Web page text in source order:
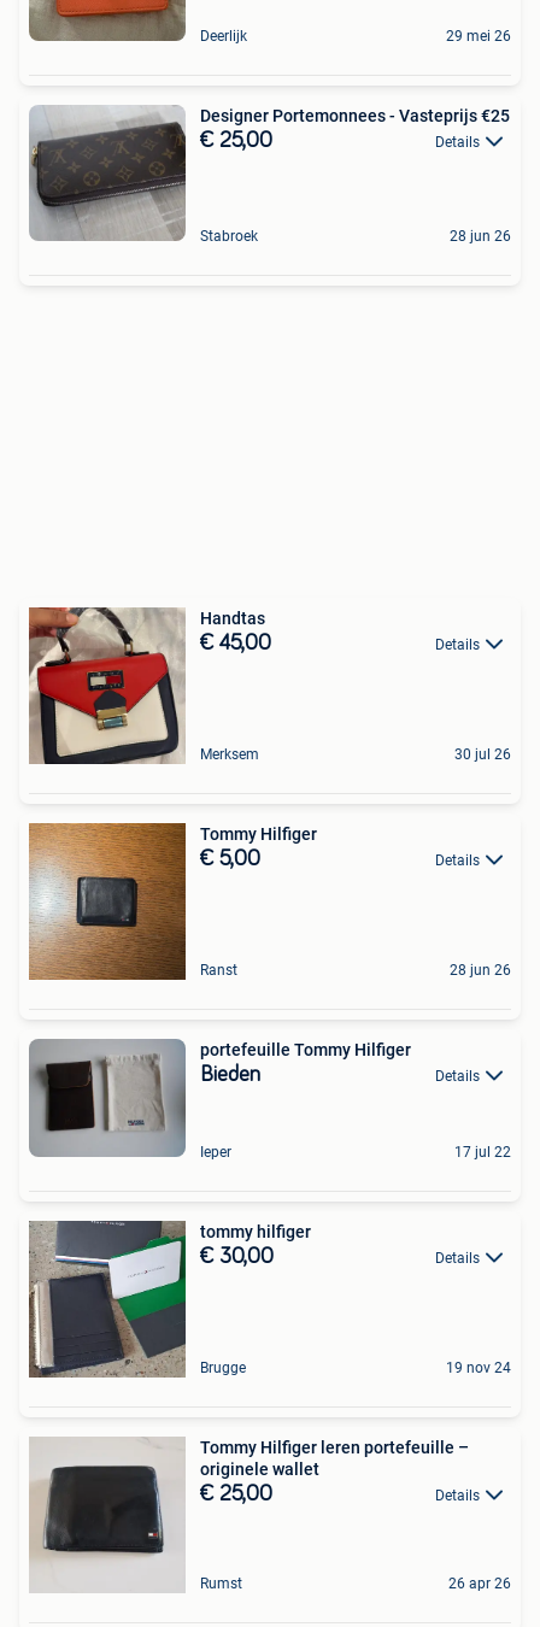
Deerlijk 29 mei 26
Designer Portemonnees - Vasteprijs €25
€ 25,00 Details
Stabroek 28 jun 26
Handtas
€ 45,00 Details
Merksem 30 jul 26
Tommy Hilfiger
€ 5,00 Details
Ranst 28 jun 26
portefeuille Tommy Hilfiger
Bieden Details
Ieper 17 jul 22
tommy hilfiger
€ 30,00 Details
Brugge 19 nov 24
Tommy Hilfiger leren portefeuille –
originele wallet
€ 25,00 Details
Rumst 26 apr 26